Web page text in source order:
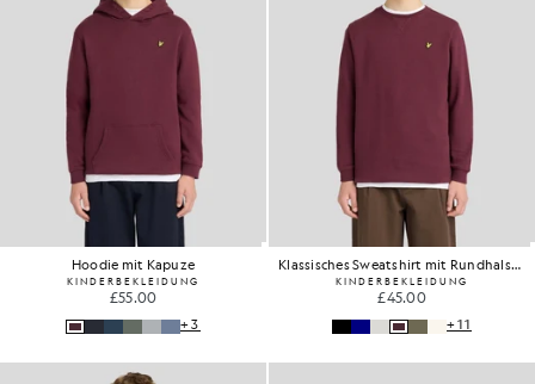
Hoodie mit Kapuze
KINDERBEKLEIDUNG
£55.00
+3
Klassisches Sweatshirt mit Rundhalsausschnitt
KINDERBEKLEIDUNG
£45.00
+11